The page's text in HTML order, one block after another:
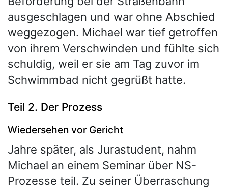
ausgeschlagen und war ohne Abschied
weggezogen. Michael war tief getroffen
von ihrem Verschwinden und fühlte sich
schuldig, weil er sie am Tag zuvor im
Schwimmbad nicht gegrüßt hatte.
Teil 2. Der Prozess
Wiedersehen vor Gericht
Jahre später, als Jurastudent, nahm
Michael an einem Seminar über NS-
Prozesse teil. Zu seiner Überraschung